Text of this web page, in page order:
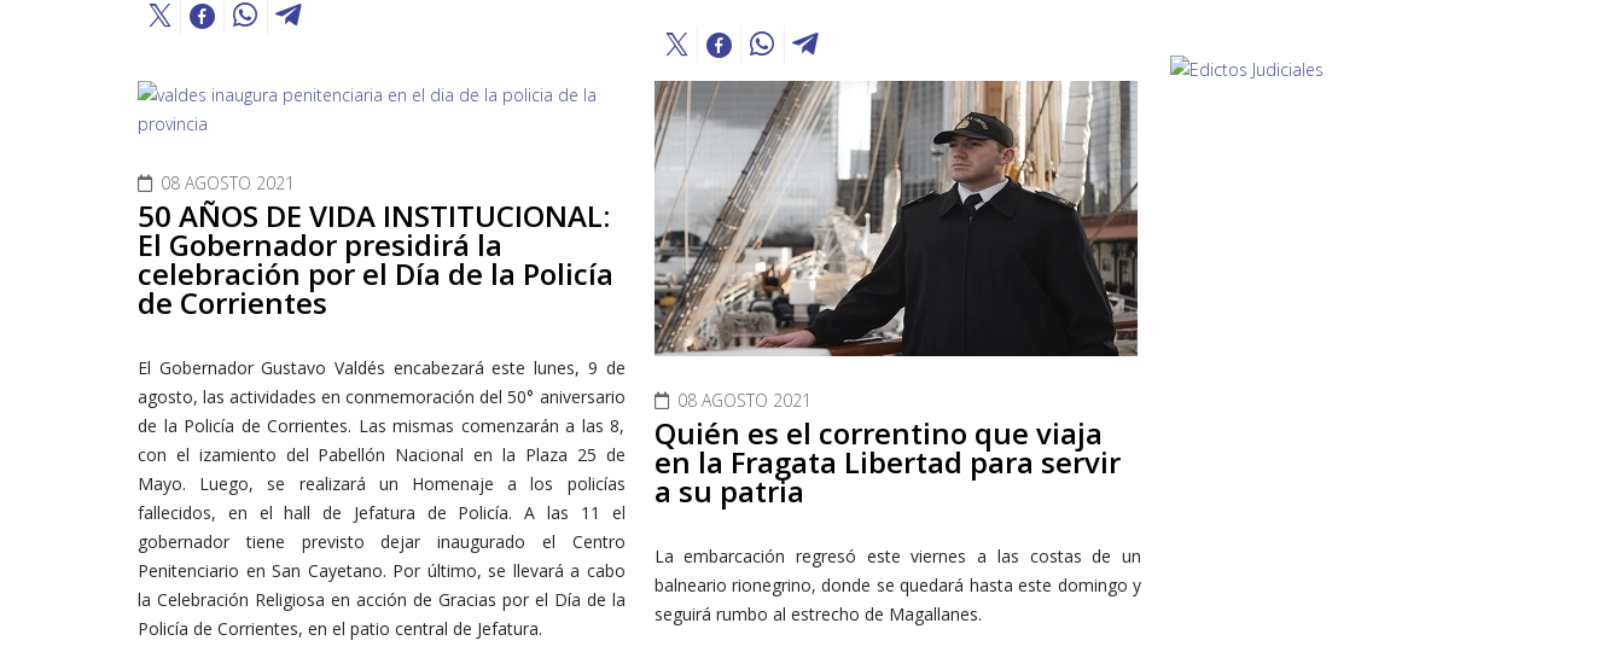
08 AGOSTO 2021
50 AÑOS DE VIDA INSTITUCIONAL:
El Gobernador presidirá la
celebración por el Día de la Policía
de Corrientes
El Gobernador Gustavo Valdés encabezará este lunes, 9 de
agosto, las actividades en conmemoración del 50° aniversario
de la Policía de Corrientes. Las mismas comenzarán a las 8,
con el izamiento del Pabellón Nacional en la Plaza 25 de
Mayo. Luego, se realizará un Homenaje a los policías
fallecidos, en el hall de Jefatura de Policía. A las 11 el
gobernador tiene previsto dejar inaugurado el Centro
Penitenciario en San Cayetano. Por último, se llevará a cabo
la Celebración Religiosa en acción de Gracias por el Día de la
Policía de Corrientes, en el patio central de Jefatura.
08 AGOSTO 2021
Quién es el correntino que viaja
en la Fragata Libertad para servir
a su patria
La embarcación regresó este viernes a las costas de un
balneario rionegrino, donde se quedará hasta este domingo y
seguirá rumbo al estrecho de Magallanes.